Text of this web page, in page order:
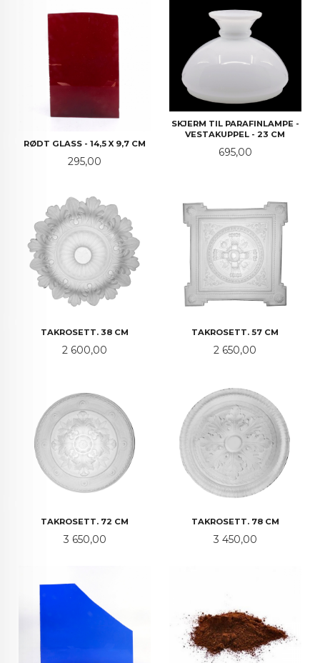
RØDT GLASS - 14,5 X 9,7 CM
Pris
295,00
SKJERM TIL PARAFINLAMPE -
VESTAKUPPEL - 23 CM
Pris
695,00
TAKROSETT. 38 CM
Pris
2 600,00
TAKROSETT. 57 CM
Pris
2 650,00
TAKROSETT. 72 CM
Pris
3 650,00
TAKROSETT. 78 CM
Pris
3 450,00